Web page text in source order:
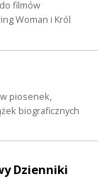
filmów
Woman i Król
piosenek,
biograficznych
Dzienniki